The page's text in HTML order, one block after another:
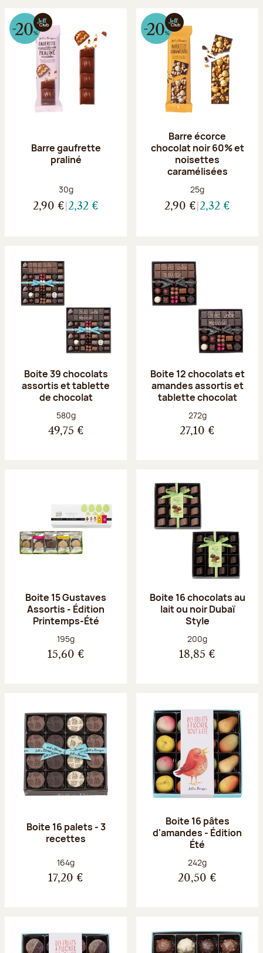
Barre gaufrette
praliné
Poids net :
30g
2,90 € 2,32 €
Barre écorce
chocolat noir 60% et
noisettes
caramélisées
Poids net :
25g
2,90 € 2,32 €
Boite 39 chocolats
assortis et tablette
de chocolat
Poids net :
580g
49,75 €
Boite 12 chocolats et
amandes assortis et
tablette chocolat
Poids net :
272g
27,10 €
Boite 15 Gustaves
Assortis - Édition
Printemps-Été
Poids net :
195g
15,60 €
Boite 16 chocolats au
lait ou noir Dubaï
Style
Poids net :
200g
18,85 €
Boite 16 palets - 3
recettes
Poids net :
164g
17,20 €
Boite 16 pâtes
d'amandes - Édition
Été
Poids net :
242g
20,50 €